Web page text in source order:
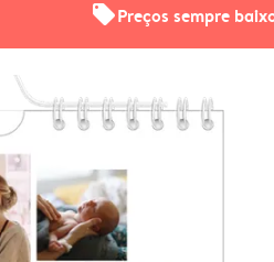
offersPreços sempre